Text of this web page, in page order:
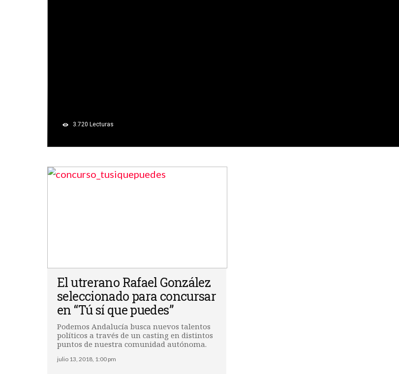
3.720 Lecturas
El utrerano Rafael González
seleccionado para concursar
en “Tú sí que puedes”
Podemos Andalucía busca nuevos talentos
políticos a través de un casting en distintos
puntos de nuestra comunidad autónoma.
julio 13, 2018, 1:00 pm